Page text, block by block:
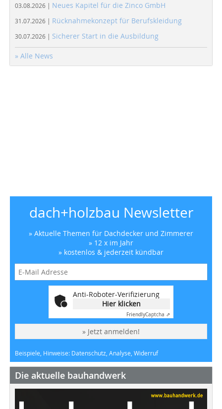
03.08.2026 | Neues Kapitel für die Zinco GmbH
31.07.2026 | Rücknahmekonzept für Berufskleidung
30.07.2026 | Sicherer Start in die Ausbildung
» Alle News
dach+holzbau Newsletter
» Aktuelle Themen für Dachdecker und Zimmerer
» 12 x im Jahr
» kostenlos & jederzeit kündbar
Anti-Roboter-Verifizierung
Hier klicken
FriendlyCaptcha ⇗
» Jetzt anmelden!
Beispiele, Hinweise: Datenschutz, Analyse, Widerruf
Die aktuelle bauhandwerk